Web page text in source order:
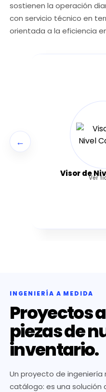
sostienen la operación
con servicio técnico en
orientada a la eficiencia
←
Visor deVer
INGENIERÍA A MEDIDA
Proyectos
piezas de
inventario.
Un proyecto de
catálogo: es una solución